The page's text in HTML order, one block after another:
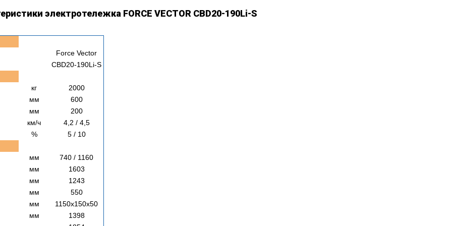
электротележка FORCE VECTOR CBD20-190Li-S
Force Vector
CBD20-190Li-S
кг
2000
мм
600
мм
200
км/ч
4,2 / 4,5
%
5 / 10
мм
740 / 1160
мм
1603
мм
1243
мм
550
мм
1150х150х50
мм
1398